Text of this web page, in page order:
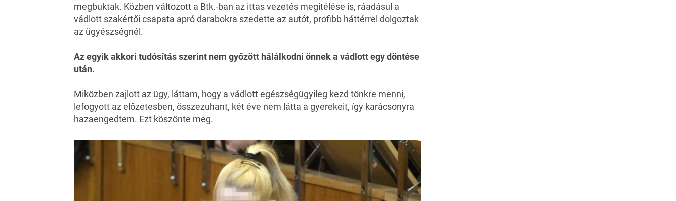
megbuktak. Közben változott a Btk.-ban az ittas vezetés megítélése is, ráadásul a
vádlott szakértői csapata apró darabokra szedette az autót, profibb háttérrel dolgoztak
az ügyészségnél.
Az egyik akkori tudósítás szerint nem győzött hálálkodni önnek a vádlott egy döntése
után.
Miközben zajlott az ügy, láttam, hogy a vádlott egészségügyileg kezd tönkre menni,
lefogyott az előzetesben, összezuhant, két éve nem látta a gyerekeit, így karácsonyra
hazaengedtem. Ezt köszönte meg.